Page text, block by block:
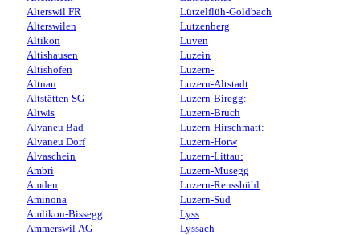
Alterswil FR
Alterswilen
Altikon
Altishausen
Altishofen
Altnau
Altstätten SG
Altwis
Alvaneu Bad
Alvaneu Dorf
Alvaschein
Ambrì
Amden
Aminona
Amlikon-Bissegg
Ammerswil AG
Lützelflüh-Goldbach
Lutzenberg
Luven
Luzein
Luzern-
Luzern-Altstadt
Luzern-Biregg:
Luzern-Bruch
Luzern-Hirschmatt:
Luzern-Horw
Luzern-Littau:
Luzern-Musegg
Luzern-Reussbühl
Luzern-Süd
Lyss
Lyssach